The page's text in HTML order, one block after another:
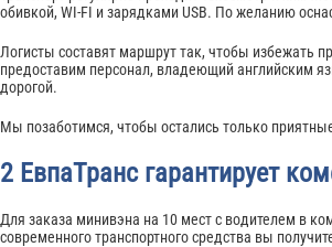
обивкой, WI-FI и зарядками USB. По желанию
Логисты составят маршрут так, чтобы избежать
предоставим персонал, владеющий английским
дорогой.
Мы позаботимся, чтобы остались только
2 ЕвпаТранс гарантирует
Для заказа минивэна на 10 мест с водителем в
современного транспортного средства вы